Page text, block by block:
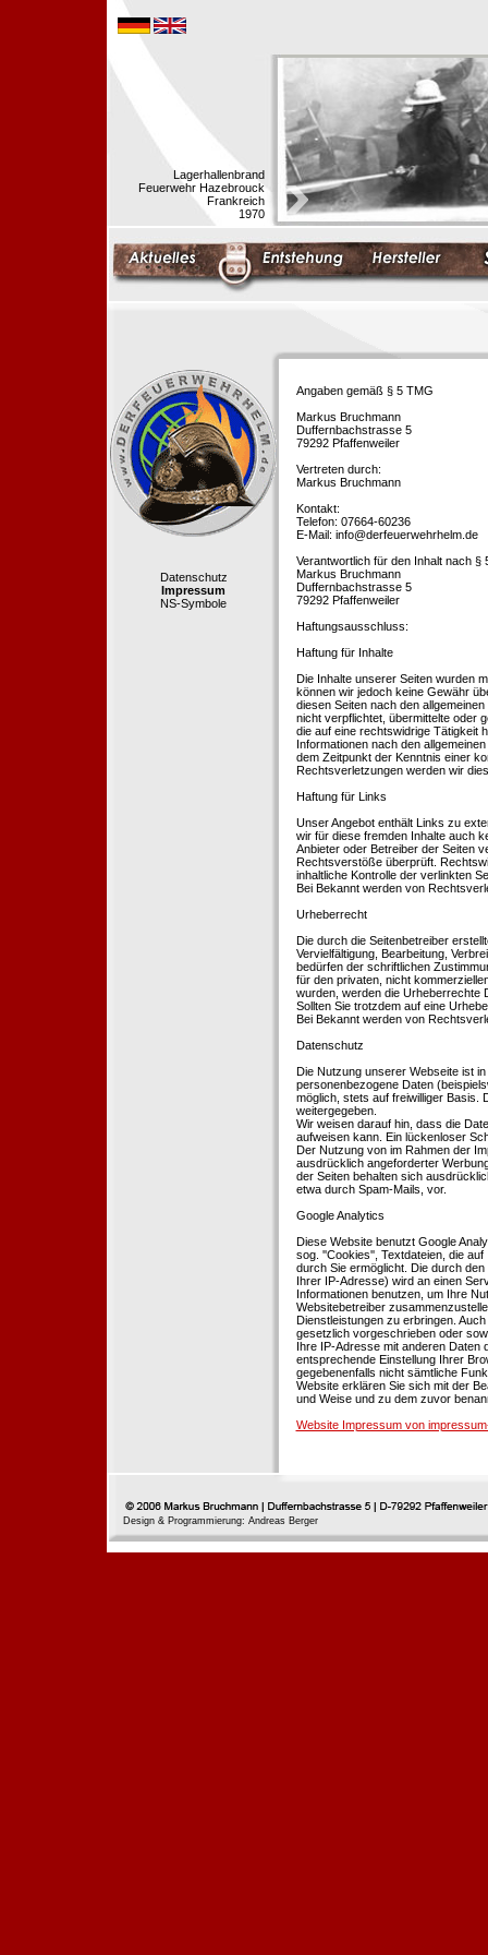
Lagerhallenbrand
Feuerwehr Hazebrouck
Frankreich
1970
Datenschutz
Impressum
NS-Symbole
Angaben gemäß § 5 TMG
Markus Bruchmann
Duffernbachstrasse 5
79292 Pfaffenweiler
Vertreten durch:
Markus Bruchmann
Kontakt:
Telefon: 07664-60236
E-Mail: info@derfeuerwehrhelm.de
Verantwortlich für den Inhalt nach §
Markus Bruchmann
Duffernbachstrasse 5
79292 Pfaffenweiler
Haftungsausschluss:
Haftung für Inhalte
Die Inhalte unserer Seiten wurden
können wir jedoch keine Gewähr
diesen Seiten nach den
nicht verpflichtet, übermittelte oder
die auf eine rechtswidrige Tätigkeit
Informationen nach den
dem Zeitpunkt der Kenntnis einer
Rechtsverletzungen werden wir
Haftung für Links
Unser Angebot enthält Links zu
wir für diese fremden Inhalte auch
Anbieter oder Betreiber der Seiten
Rechtsverstöße überprüft.
inhaltliche Kontrolle der verlinkten
Bei Bekannt werden von
Urheberrecht
Die durch die Seitenbetreiber
Vervielfältigung, Bearbeitung,
bedürfen der schriftlichen
für den privaten, nicht
wurden, werden die Urheberrechte
Sollten Sie trotzdem auf eine
Bei Bekannt werden von
Datenschutz
Die Nutzung unserer Webseite ist
personenbezogene Daten
möglich, stets auf freiwilliger Basis.
weitergegeben.
Wir weisen darauf hin, dass die
aufweisen kann. Ein lückenloser
Der Nutzung von im Rahmen der
ausdrücklich angeforderter
der Seiten behalten sich
etwa durch Spam-Mails, vor.
Google Analytics
Diese Website benutzt Google
sog. ''Cookies'', Textdateien, die
durch Sie ermöglicht. Die durch
Ihrer IP-Adresse) wird an einen
Informationen benutzen, um Ihre
Websitebetreiber
Dienstleistungen zu erbringen.
gesetzlich vorgeschrieben oder
Ihre IP-Adresse mit anderen Daten
entsprechende Einstellung Ihrer
gegebenenfalls nicht sämtliche
Website erklären Sie sich mit der
und Weise und zu dem zuvor
Website Impressum von
Design & Programmierung: Andreas Berger